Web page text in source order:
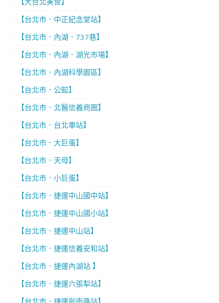
【台北市．中正紀念堂站】
【台北市．內湖．737巷】
【台北市．內湖．湖光市場】
【台北市．內湖科學園區】
【台北市．公館】
【台北市．北醫信義商圈】
【台北市．台北車站】
【台北市．大巨蛋】
【台北市．天母】
【台北市．小巨蛋】
【台北市．捷運中山國中站】
【台北市．捷運中山國小站】
【台北市．捷運中山站】
【台北市．捷運信義安和站】
【台北市．捷運內湖站 】
【台北市．捷運六張犁站】